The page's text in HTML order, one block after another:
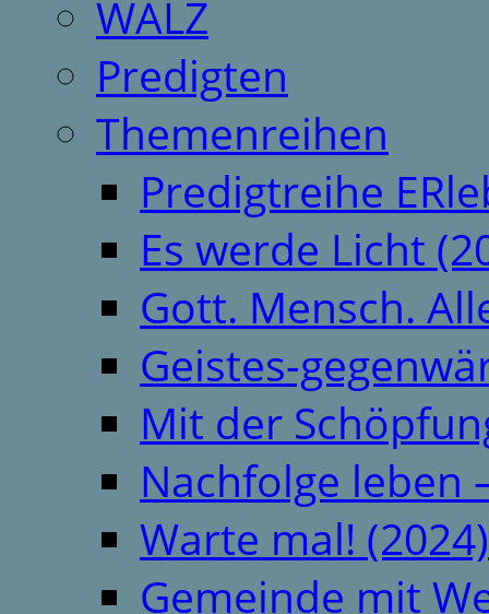
WALZ
Predigten
Themenreihen
Predigtreihe
Es werde Licht
Gott. Mensch.
Geistes-
Mit der
Nachfolge leben
Warte mal! (2024)
Gemeinde mit